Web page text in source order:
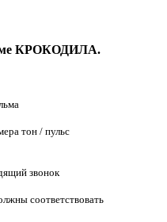
КРОКОДИЛА.
тон / пульс
звонок
соответствовать